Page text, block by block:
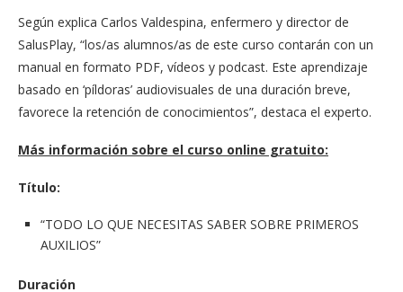
Según explica Carlos Valdespina, enfermero y director de
SalusPlay, “los/as alumnos/as de este curso contarán con un
manual en formato PDF, vídeos y podcast. Este aprendizaje
basado en ‘píldoras’ audiovisuales de una duración breve,
favorece la retención de conocimientos”, destaca el experto.
Más información sobre el curso online gratuito:
Título:
“TODO LO QUE NECESITAS SABER SOBRE PRIMEROS
AUXILIOS”
Duración